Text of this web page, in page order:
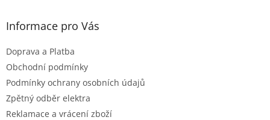
Informace pro Vás
Doprava a Platba
Obchodní podmínky
Podmínky ochrany osobních údajů
Zpětný odběr elektra
Reklamace a vrácení zboží